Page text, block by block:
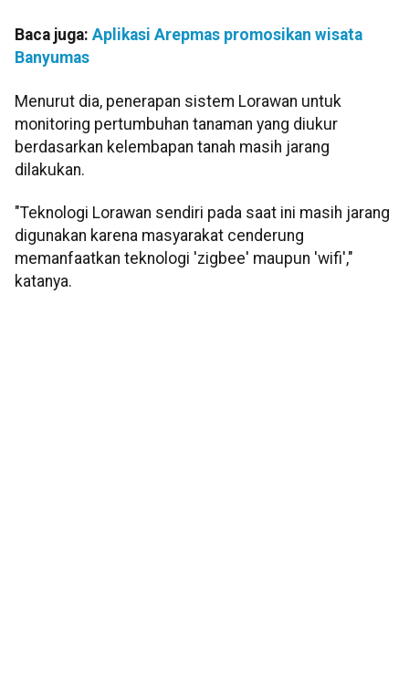
Baca juga: Aplikasi Arepmas promosikan wisata
Banyumas
Menurut dia, penerapan sistem Lorawan untuk
monitoring pertumbuhan tanaman yang diukur
berdasarkan kelembapan tanah masih jarang
dilakukan.
"Teknologi Lorawan sendiri pada saat ini masih jarang
digunakan karena masyarakat cenderung
memanfaatkan teknologi 'zigbee' maupun 'wifi',"
katanya.